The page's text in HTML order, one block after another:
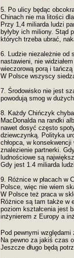
5. Po ulicy będąc
Chinach nie ma litości
Przy 1,4 miliarda ludzi
byłyby ich miliony. Stąd
których trzeba ubrać,
6. Ludzie niezależnie od
nastawieni, nie
wieczorową porą i
W Polsce wszyscy
7. Środowisko nie jest
powodują smog w
8. Każdy Chińczyk
MacDonalda na randki
nawet dosyć często
dziewczynką. Polityka
chłopca, w
znalezienie partnerki.
ludnościowe są
Gdy jest 1.4 miliarda
9. Różnice w płacach w
Polsce, więc nie wiem
W Polsce też praca w
Różnice są tam także w
poziom kształcenia jest
inżynierem z Europy a
Pod pewnymi
Na pewno za jakiś czas
Jeszcze długo będą